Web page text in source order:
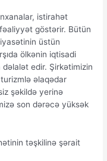
istirahət
göstərir. Bütün
üstün
ölkənin iqtisadi
dəlalət edir. Şirkətimizin
əlaqədar
şəkildə yerinə
son dərəcə yüksək
təşkilinə şərait